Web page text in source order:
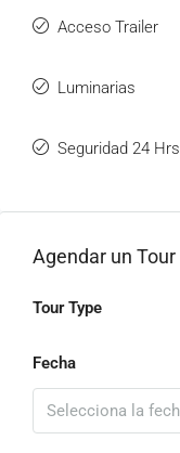
Acceso Trailer
Luminarias
Seguridad 24 Hrs
Agendar un Tour
Tour Type
Fecha